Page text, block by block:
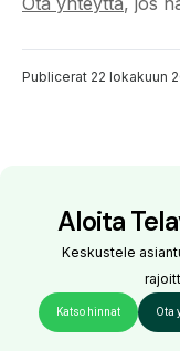
Publicerat 22 lokakuun
Aloita
Keskustele
Katso hinnat Ota